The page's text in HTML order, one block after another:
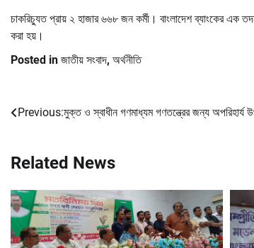
চাকরিচ্যুত প্রায় ২ হাজার ৬৬৮ জন কর্মী। বাংলাদেশ ব্যাংকের এক
করা হয়।
Posted in জাতীয় সংবাদ, অর্থনীতি
Post
Previous:মুক্ত ও স্বাধীন গণমাধ্যম গণতন্ত্রের জন্য অপরিহার্য
Related News